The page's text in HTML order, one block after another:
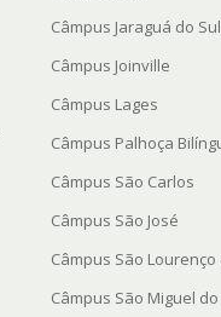
Câmpus Jaraguá do
Câmpus Joinville
Câmpus Lages
Câmpus Palhoça
Câmpus São Carlos
Câmpus São José
Câmpus São
Câmpus São Miguel